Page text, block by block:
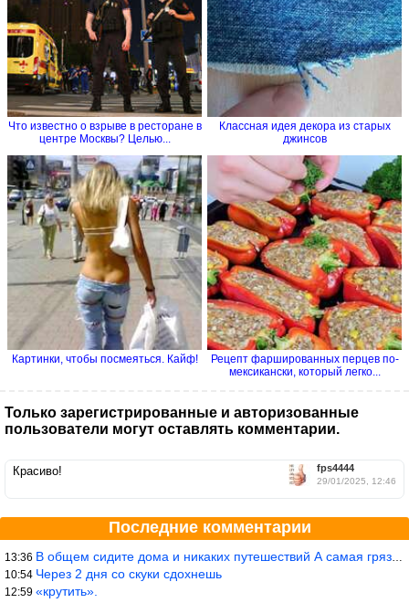
Что известно о взрыве в ресторане в
центре Москвы? Целью...
Классная идея декора из старых
джинсов
Картинки, чтобы посмеяться. Кайф!
Рецепт фаршированных перцев по-
мексикански, который легко...
Только зарегистрированные и авторизованные
пользователи могут оставлять комментарии.
fps4444
29/01/2025, 12:46
Красиво!
Последние комментарии
13:36 В общем сидите дома и никаких путешествий А самая грязная в от
10:54 Через 2 дня со скуки сдохнешь
12:59 «крутить».